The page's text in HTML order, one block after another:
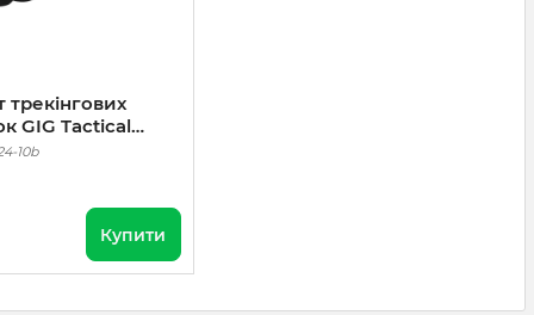
GIG Tactical
1. 10 пар Чорні
10b
Купити